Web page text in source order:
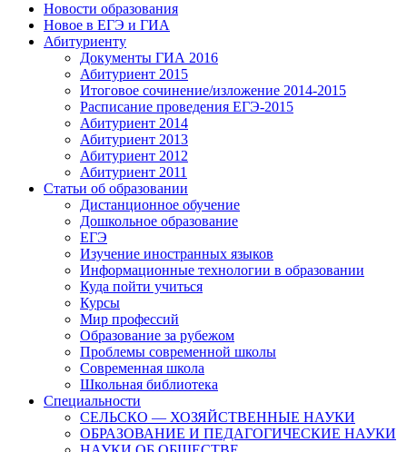
Новости образования
Новое в ЕГЭ и ГИА
Абитуриенту
Документы ГИА 2016
Абитуриент 2015
Итоговое сочинение/изложение 2014-2015
Расписание проведения ЕГЭ-2015
Абитуриент 2014
Абитуриент 2013
Абитуриент 2012
Абитуриент 2011
Статьи об образовании
Дистанционное обучение
Дошкольное образование
ЕГЭ
Изучение иностранных языков
Информационные технологии в образовании
Куда пойти учиться
Курсы
Мир профессий
Образование за рубежом
Проблемы современной школы
Современная школа
Школьная библиотека
Специальности
СЕЛЬСКО — ХОЗЯЙСТВЕННЫЕ НАУКИ
ОБРАЗОВАНИЕ И ПЕДАГОГИЧЕСКИЕ НАУКИ